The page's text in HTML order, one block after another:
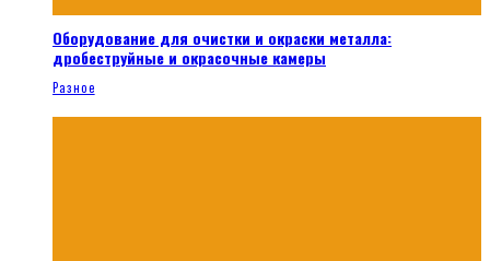
Оборудование для очистки и окраски металла:
дробеструйные и окрасочные камеры
Разное